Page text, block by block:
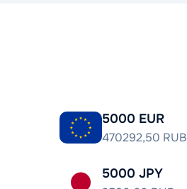
5000 EUR
470292,50 RUB
5000 JPY